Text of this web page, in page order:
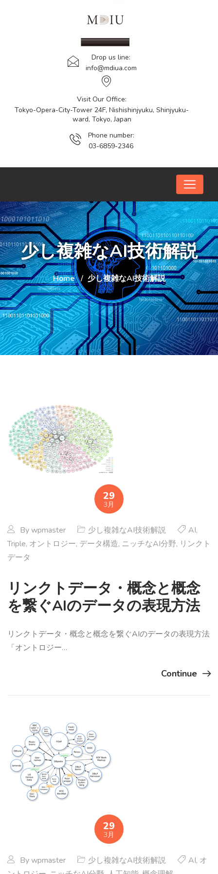
Drop us line:
info@mdiua.com
Visit Our Office:
Tokyo-Opera-City-Tower 24F, Nishishinjyuku, Shinjyuku-
ward, Tokyo, Japan
Phone number:
03-6859-2346
少し複雑なAI技術解説
Home 少し複雑なAI技術解説
29
3月
Bywpmaster 少し複雑なAI技術解説 AI,
Triple, オントロジー, データ構造, ニッチなAI分野, リンクト
データ
リンクトデータ・概念と概念
を繋ぐAIのデータの表現方法
リンクトデータ・概念と概念を繋ぐAIのデータの表現方法
「オントロジー…
Continue
29
3月
Bywpmaster 少し複雑なAI技術解説 AI, オ